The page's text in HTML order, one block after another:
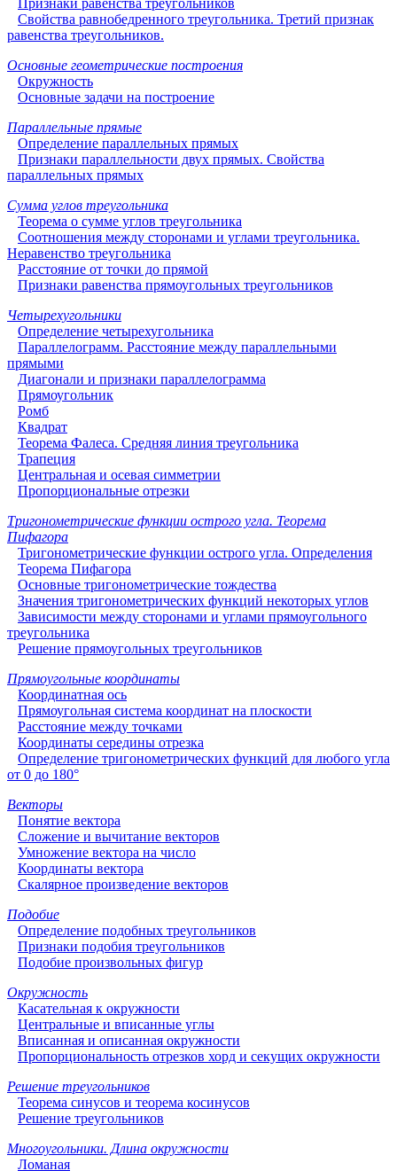
Свойства равнобедренного треугольника. Третий признак
равенства треугольников.
Основные геометрические построения
Окружность
Основные задачи на построение
Параллельные прямые
Определение параллельных прямых
Признаки параллельности двух прямых. Свойства
параллельных прямых
Сумма углов треугольника
Теорема о сумме углов треугольника
Соотношения между сторонами и углами треугольника.
Неравенство треугольника
Расстояние от точки до прямой
Признаки равенства прямоугольных треугольников
Четырехугольники
Определение четырехугольника
Параллелограмм. Расстояние между параллельными
прямыми
Диагонали и признаки параллелограмма
Прямоугольник
Ромб
Квадрат
Теорема Фалеса. Средняя линия треугольника
Трапеция
Центральная и осевая симметрии
Пропорциональные отрезки
Тригонометрические функции острого угла. Теорема
Пифагора
Тригонометрические функции острого угла. Определения
Теорема Пифагора
Основные тригонометрические тождества
Значения тригонометрических функций некоторых углов
Зависимости между сторонами и углами прямоугольного
треугольника
Решение прямоугольных треугольников
Прямоугольные координаты
Координатная ось
Прямоугольная система координат на плоскости
Расстояние между точками
Координаты середины отрезка
Определение тригонометрических функций для любого угла
от 0 до 180°
Векторы
Понятие вектора
Сложение и вычитание векторов
Умножение вектора на число
Координаты вектора
Скалярное произведение векторов
Подобие
Определение подобных треугольников
Признаки подобия треугольников
Подобие произвольных фигур
Окружность
Касательная к окружности
Центральные и вписанные углы
Вписанная и описанная окружности
Пропорциональность отрезков хорд и секущих окружности
Решение треугольников
Теорема синусов и теорема косинусов
Решение треугольников
Многоугольники. Длина окружности
Ломаная